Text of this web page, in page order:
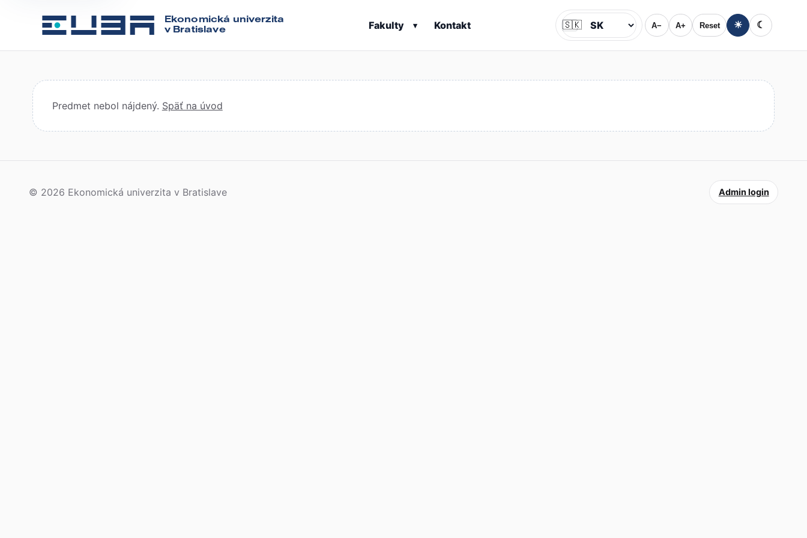
Ekonomická univerzita
v Bratislave
Fakulty ▾ Kontakt Jazyk
🇸🇰 A− A+ Reset ☀ ☾
Predmet nebol nájdený. Späť na úvod
© 2026 Ekonomická univerzita v Bratislave Admin login